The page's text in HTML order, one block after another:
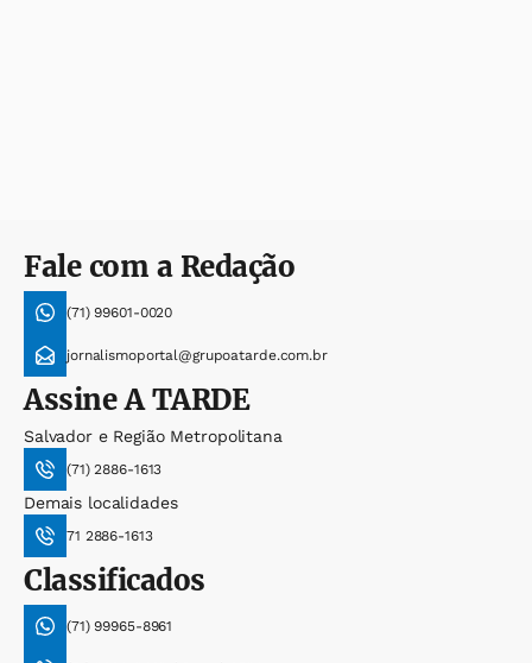
Fale com a Redação
(71) 99601-0020
jornalismoportal@grupoatarde.com.br
AssineA TARDE
Salvador e Região Metropolitana
(71) 2886-1613
Demais localidades
71 2886-1613
Classificados
(71) 99965-8961